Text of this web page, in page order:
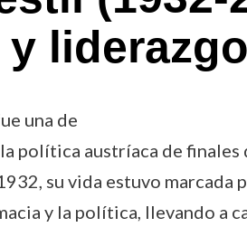
una de
política austríaca de finales
su vida estuvo marcada
y la política, llevando a